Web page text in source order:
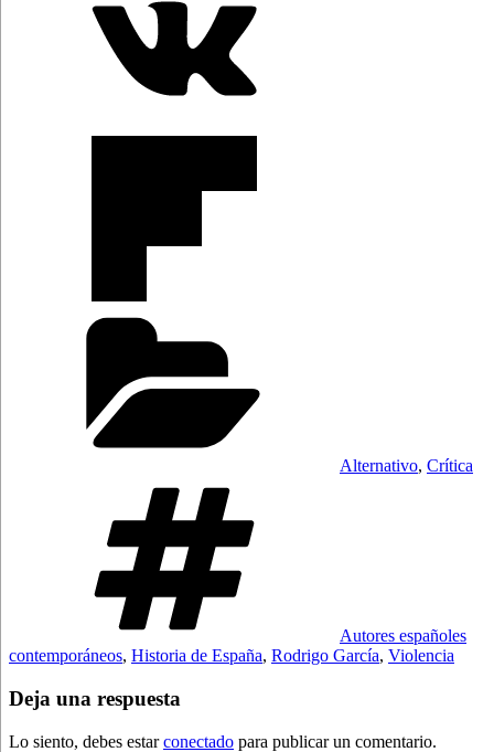
Alternativo, Crítica
Autores españoles
contemporáneos, Historia de España, Rodrigo García, Violencia
Deja una respuesta
Lo siento, debes estarconectado para publicar un comentario.